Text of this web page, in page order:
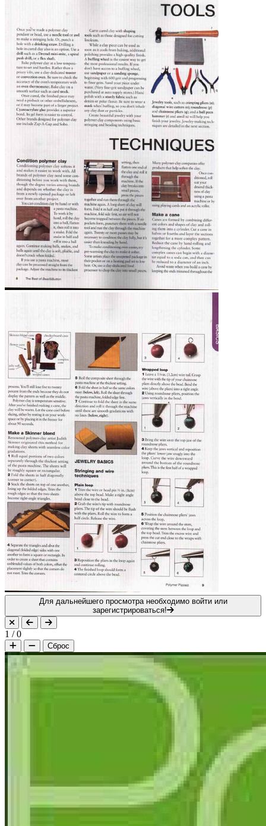
Для дальнейшего просмотра необходимо войти или
зарегистрироваться!
1 /0
Сброс